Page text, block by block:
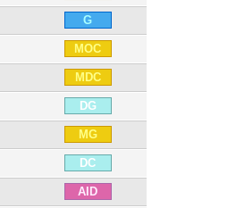
G
MOC
MDC
DG
MG
DC
AID